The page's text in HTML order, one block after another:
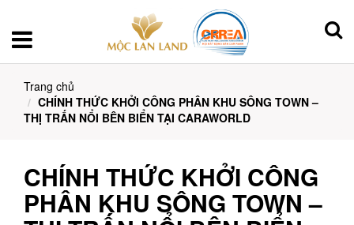
Trang chủ
CHÍNH THỨC KHỞI CÔNG PHÂN KHU SÔNG TOWN –
THỊ TRẤN NỔI BÊN BIỂN TẠI CARAWORLD
CHÍNH THỨC KHỞI CÔNG
PHÂN KHU SÔNG TOWN –